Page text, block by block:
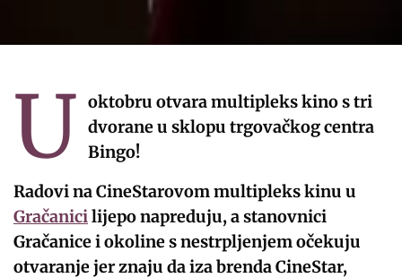
U oktobru otvara multipleks kino s tri
dvorane u sklopu trgovačkog centra
Bingo!
Radovi na CineStarovom multipleks kinu u
Gračanicilijepo napreduju, a stanovnici
Gračanice i okoline s nestrpljenjem očekuju
otvaranje jer znaju da iza brenda CineStar,